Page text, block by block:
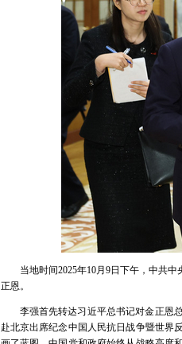
当地时间2025年10月9日下午，中共
正恩。
李强首先转达习近平总书记对金正恩
赴北京出席纪念中国人民抗日战争暨世界